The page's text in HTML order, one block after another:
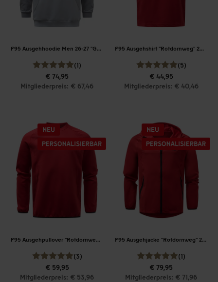
F95 Ausgehhoodie Men 26-27 "Grau"
(1)
€ 74,95
Mitgliederpreis: € 67,46
F95 Ausgehshirt "Rotdornweg" 26-27
(5)
€ 44,95
Mitgliederpreis: € 40,46
F95 Ausgehpullover "Rotdornweg" 26-27
(3)
€ 59,95
Mitgliederpreis: € 53,96
F95 Ausgehjacke "Rotdornweg" 26-27
(1)
€ 79,95
Mitgliederpreis: € 71,96